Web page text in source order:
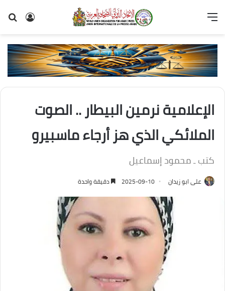
تسجيل
القائمة
الإعلامية نرمين البيطار .. الصوت
الملائكي الذي هز أرجاء ماسبيرو
كتب ـ محمود إسماعيل
على ابو زيدان 2025-09-10 دقيقة واحدة